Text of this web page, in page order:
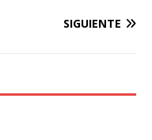
SIGUIENTE